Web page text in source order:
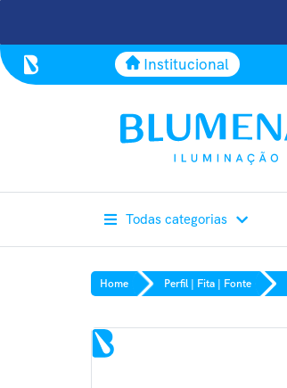
Institucional
Todas categorias
Home Perfil | Fita | Fonte